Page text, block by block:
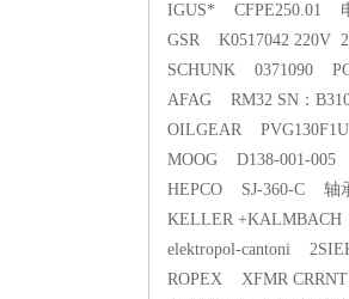
IGUS* CFPE250.01
GSR K0517042 220V
SCHUNK 0371090
AFAG RM32 SN：
OILGEAR
MOOG D138-001-005
HEPCO SJ-360-C 轴
KELLER
elektropol-cantoni
ROPEX XFMR